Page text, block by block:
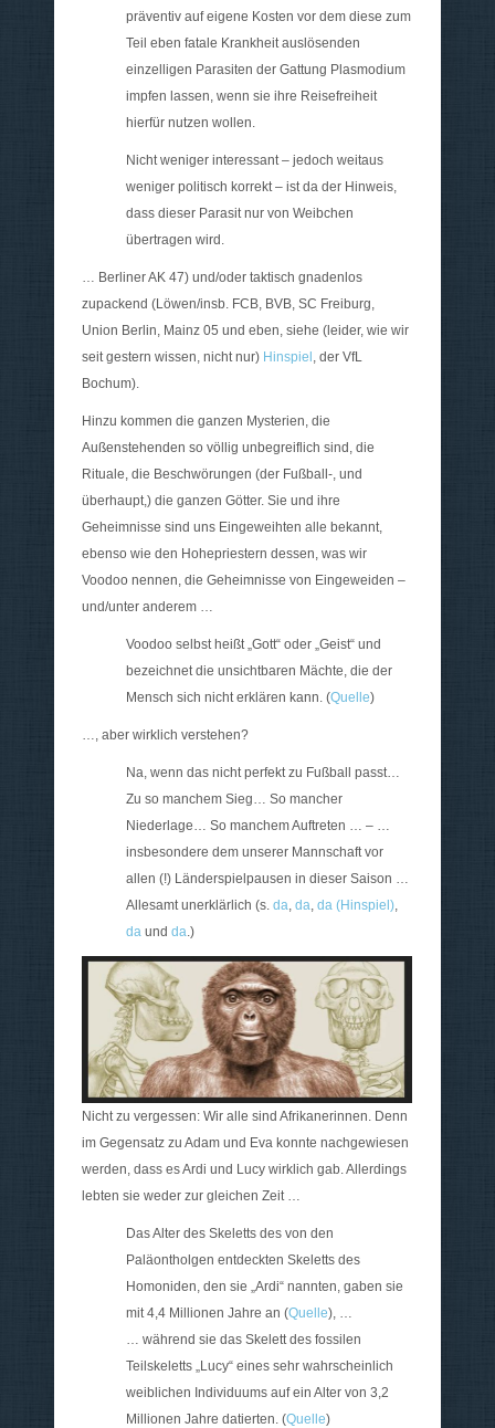
präventiv auf eigene Kosten vor dem diese zum
Teil eben fatale Krankheit auslösenden
einzelligen Parasiten der Gattung Plasmodium
impfen lassen, wenn sie ihre Reisefreiheit
hierfür nutzen wollen.
Nicht weniger interessant – jedoch weitaus
weniger politisch korrekt – ist da der Hinweis,
dass dieser Parasit nur von Weibchen
übertragen wird.
… Berliner AK 47) und/oder taktisch gnadenlos
zupackend (Löwen/insb. FCB, BVB, SC Freiburg,
Union Berlin, Mainz 05 und eben, siehe (leider, wie wir
seit gestern wissen, nicht nur) Hinspiel , der VfL
Bochum).
Hinzu kommen die ganzen Mysterien, die
Außenstehenden so völlig unbegreiflich sind, die
Rituale, die Beschwörungen (der Fußball-, und
überhaupt,) die ganzen Götter. Sie und ihre
Geheimnisse sind uns Eingeweihten alle bekannt,
ebenso wie den Hohepriestern dessen, was wir
Voodoo nennen, die Geheimnisse von Eingeweiden –
und/unter anderem …
Voodoo selbst heißt „Gott“ oder „Geist“ und
bezeichnet die unsichtbaren Mächte, die der
Mensch sich nicht erklären kann. (Quelle)
…, aber wirklich verstehen?
Na, wenn das nicht perfekt zu Fußball passt…
Zu so manchem Sieg… So mancher
Niederlage… So manchem Auftreten … – …
insbesondere dem unserer Mannschaft vor
allen (!) Länderspielpausen in dieser Saison …
Allesamt unerklärlich (s. da, da, da (Hinspiel),
da und da.)
Nicht zu vergessen: Wir alle sind Afrikanerinnen. Denn
im Gegensatz zu Adam und Eva konnte nachgewiesen
werden, dass es Ardi und Lucy wirklich gab. Allerdings
lebten sie weder zur gleichen Zeit …
Das Alter des Skeletts des von den
Paläontholgen entdeckten Skeletts des
Homoniden, den sie „Ardi“ nannten, gaben sie
mit 4,4 Millionen Jahre an (Quelle), …
… während sie das Skelett des fossilen
Teilskeletts „Lucy“ eines sehr wahrscheinlich
weiblichen Individuums auf ein Alter von 3,2
Millionen Jahre datierten. (Quelle)